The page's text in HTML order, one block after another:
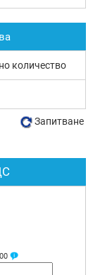
количество
Запитване